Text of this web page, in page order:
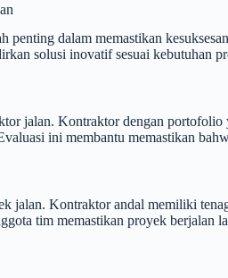
penting dalam memastikan
solusi inovatif sesuai kebutuhan
jalan. Kontraktor dengan
ini membantu memastikan
jalan. Kontraktor andal memiliki
tim memastikan proyek berjalan